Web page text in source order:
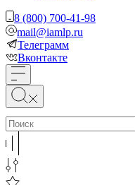
8 (800) 700-41-98
mail@iamlp.ru
Телеграмм
Вконтакте